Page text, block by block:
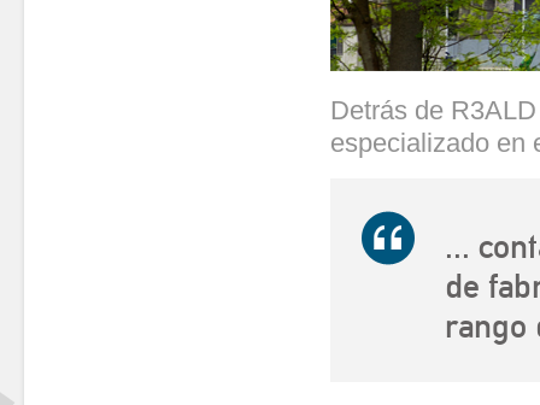
Detrás de
especializado en
...
de
rango